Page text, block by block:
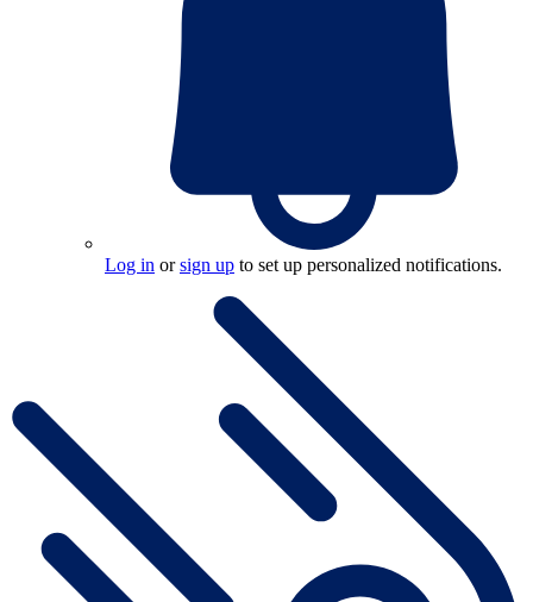
Log in orsign up to set up personalized notifications.